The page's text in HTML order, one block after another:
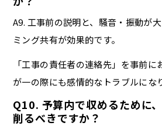
A9. 工事前の説明と、騒音・振動が
ミング共有が効果的です。
「工事の責任者の連絡先」を事前に
が一の際にも感情的なトラブルにな
Q10. 予算内で収めるために
削るべきですか？